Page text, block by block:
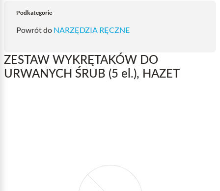
Podkategorie
Powrót do NARZĘDZIA RĘCZNE
ZESTAW WYKRĘTAKÓW DO
URWANYCH ŚRUB (5 el.), HAZET